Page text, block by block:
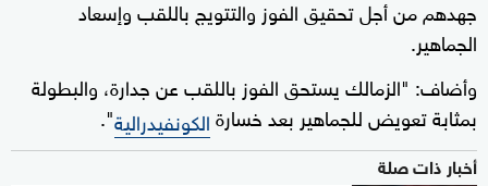
جهدهم من أجل تحقيق الفوز والتتويج باللقب وإسعاد
الجماهير.
وأضاف: "الزمالك يستحق الفوز باللقب عن جدارة، والبطولة
بمثابة تعويض للجماهير بعد خسارةالكونفيدرالية".
أخبار ذات صلة